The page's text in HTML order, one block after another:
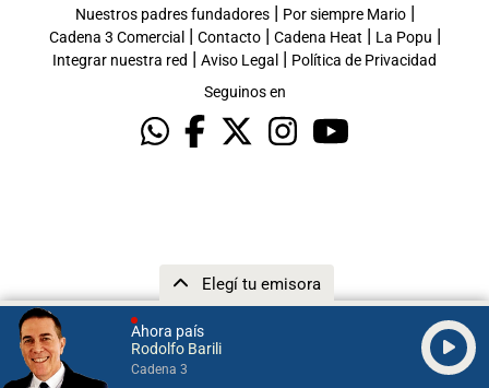
Ahora país
Rodolfo Barili
Cadena 3
Elegí tu emisora
Nuestros padres fundadores| Por siempre Mario|
Cadena 3 Comercial | Contacto| Cadena Heat | La Popu |
Integrar nuestra red | Aviso Legal | Política de Privacidad
Seguinos en